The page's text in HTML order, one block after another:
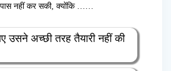
पास नहीं कर सकी, क्योंकि ……
उसने अच्छी तरह तैयारी नहीं की